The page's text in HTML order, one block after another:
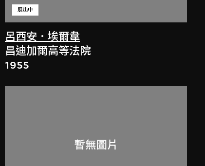
呂西安．埃爾韋
展出中
昌迪加爾高等法院
1955